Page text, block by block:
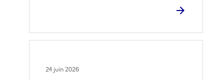
24 juin 2026